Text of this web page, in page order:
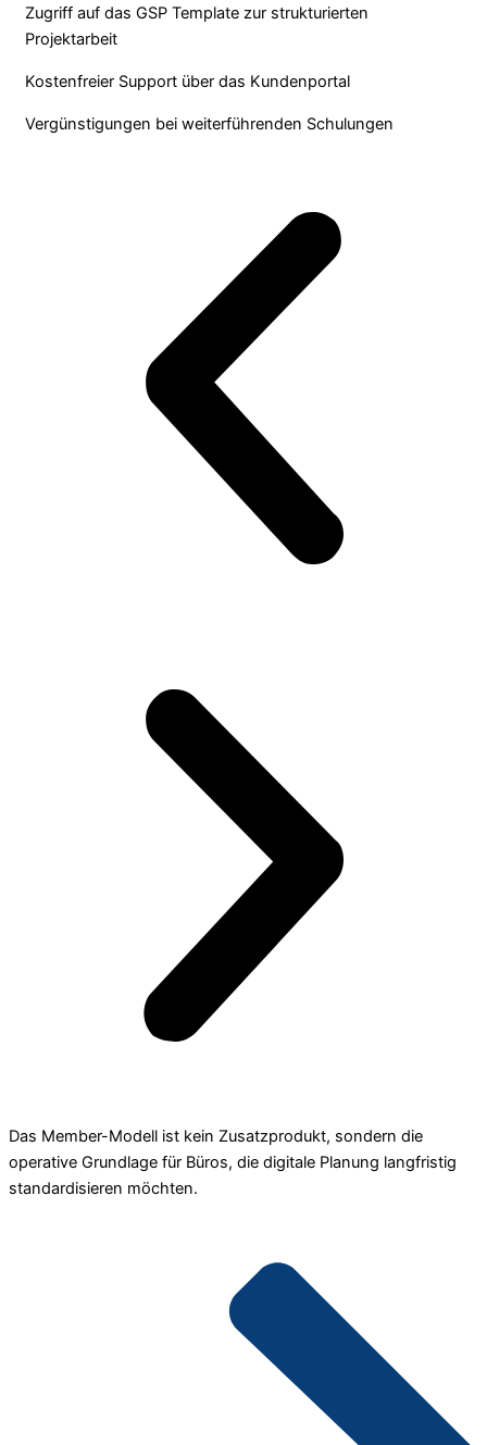
Zugriff auf das GSP Template zur strukturierten
Projektarbeit
Kostenfreier Support über das Kundenportal
Vergünstigungen bei weiterführenden Schulungen
Das Member-Modell ist kein Zusatzprodukt, sondern die
operative Grundlage für Büros, die digitale Planung langfristig
standardisieren möchten.